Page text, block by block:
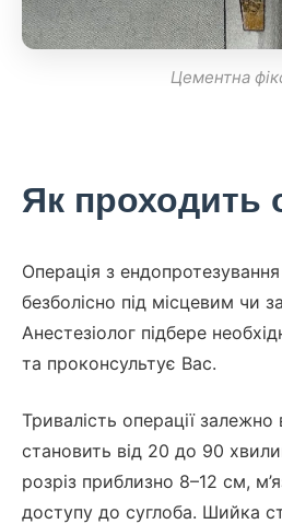
Цементна
Як проходить
Операція з
безболісно під місцевим чи
Анестезіолог підбере
та проконсультує Вас.
Тривалість операції залежно
становить від 20 до 90
розріз приблизно 8–12 см,
доступу до суглоба. Шийка